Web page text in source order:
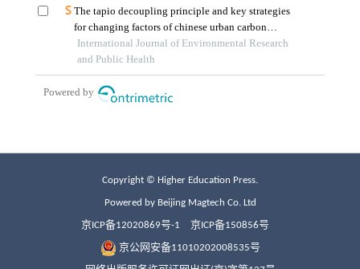
Copyright © Higher Education Press.
Powered by Beijing Magtech Co. Ltd
京ICP备12020869号-1 京ICP备150856号
京公网安备11010202008535号